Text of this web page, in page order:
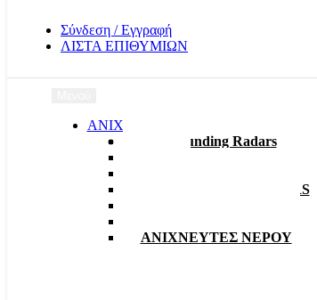
Σύνδεση / Εγγραφή
ΛΙΣΤΑ ΕΠΙΘΥΜΙΩΝ
ΑΝΙΧΝΕΥΤΕΣ
3D Grounding Radars
ΑΠΟΣΤΑΤΙΚΑ – RADARS
ΑΝΙΧΝΕΥΤΕΣ ΝΕΡΟΥ